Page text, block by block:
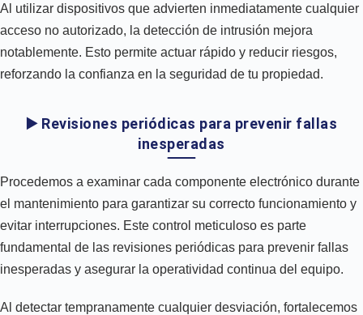
Al utilizar dispositivos que advierten inmediatamente cualquier
acceso no autorizado, la detección de intrusión mejora
notablemente. Esto permite actuar rápido y reducir riesgos,
reforzando la confianza en la seguridad de tu propiedad.
▶️ Revisiones periódicas para prevenir fallas
inesperadas
Procedemos a examinar cada componente electrónico durante
el mantenimiento para garantizar su correcto funcionamiento y
evitar interrupciones. Este control meticuloso es parte
fundamental de las revisiones periódicas para prevenir fallas
inesperadas y asegurar la operatividad continua del equipo.
Al detectar tempranamente cualquier desviación, fortalecemos